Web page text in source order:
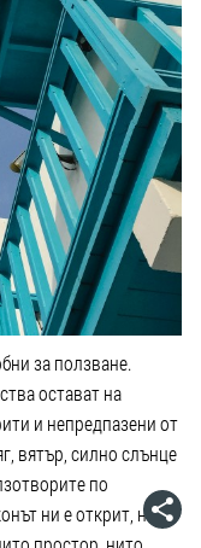
за ползване.
остават на
и непредпазени от
вятър, силно слънце
по
ни е открит, на